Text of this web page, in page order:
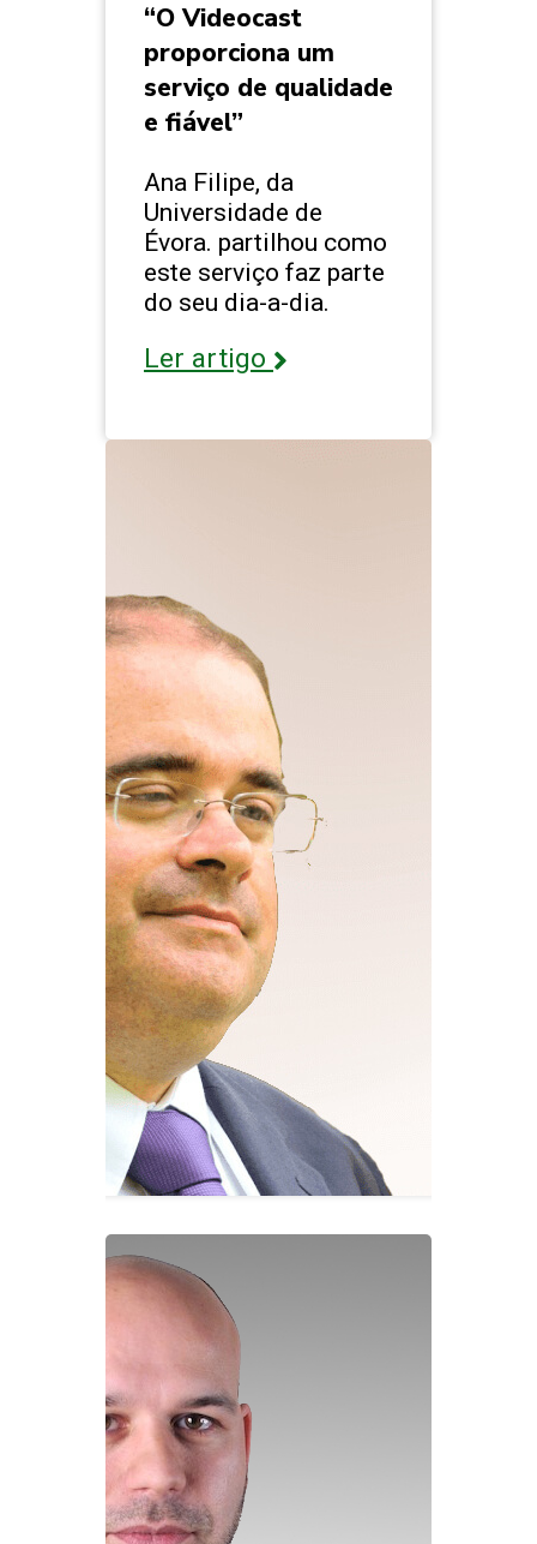
“O Videocast
proporciona um
serviço de qualidade
e fiável”
Ana Filipe, da
Universidade de
Évora. partilhou como
este serviço faz parte
do seu dia-a-dia.
Ler artigo